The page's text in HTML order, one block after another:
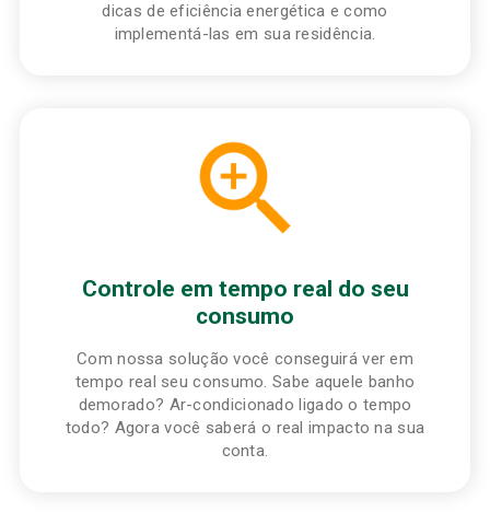
dicas de eficiência energética e como
implementá-las em sua residência.
Controle em tempo real do seu
consumo
Com nossa solução você conseguirá ver em
tempo real seu consumo. Sabe aquele banho
demorado? Ar-condicionado ligado o tempo
todo? Agora você saberá o real impacto na sua
conta.